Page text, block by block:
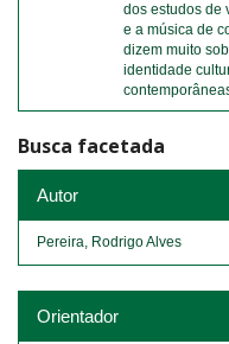
dos estudos de
e a música de
dizem muito
identidade
Busca facetada
Autor
Pereira, Rodrigo Alves
Orientador